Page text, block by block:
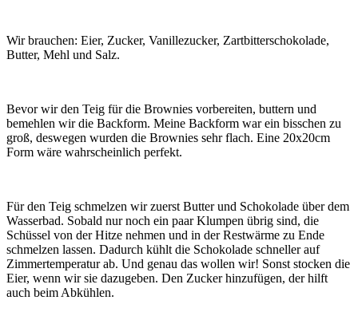
Wir brauchen: Eier, Zucker, Vanillezucker, Zartbitterschokolade,
Butter, Mehl und Salz.
Bevor wir den Teig für die Brownies vorbereiten, buttern und
bemehlen wir die Backform. Meine Backform war ein bisschen zu
groß, deswegen wurden die Brownies sehr flach. Eine 20x20cm
Form wäre wahrscheinlich perfekt.
Für den Teig schmelzen wir zuerst Butter und Schokolade über dem
Wasserbad. Sobald nur noch ein paar Klumpen übrig sind, die
Schüssel von der Hitze nehmen und in der Restwärme zu Ende
schmelzen lassen. Dadurch kühlt die Schokolade schneller auf
Zimmertemperatur ab. Und genau das wollen wir! Sonst stocken die
Eier, wenn wir sie dazugeben. Den Zucker hinzufügen, der hilft
auch beim Abkühlen.